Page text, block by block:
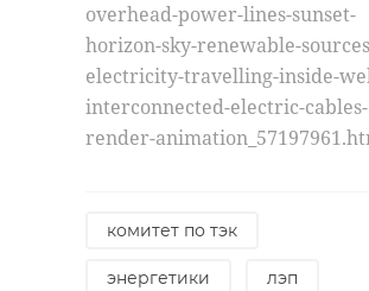
overhead-power-lines-sunset-
horizon-sky-renewable-
electricity-travelling-inside-
interconnected-electric-
render-
комитет по тэк
энергетики лэп